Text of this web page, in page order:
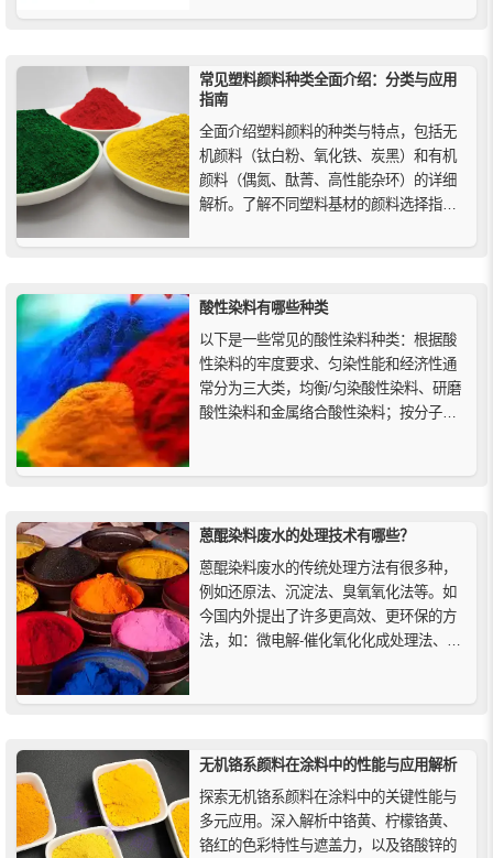
常见塑料颜料种类全面介绍：分类与应用
指南
全面介绍塑料颜料的种类与特点，包括无
机颜料（钛白粉、氧化铁、炭黑）和有机
颜料（偶氮、酞菁、高性能杂环）的详细
解析。了解不同塑料基材的颜料选择指
酸性染料有哪些种类
以下是一些常见的酸性染料种类：根据酸
性染料的牢度要求、匀染性能和经济性通
常分为三大类，均衡/匀染酸性染料、研磨
酸性染料和金属络合酸性染料；按分子结
蒽醌染料废水的处理技术有哪些？
蒽醌染料废水的传统处理方法有很多种，
例如还原法、沉淀法、臭氧氧化法等。如
今国内外提出了许多更高效、更环保的方
法，如：微电解-催化氧化化成处理法、双
无机铬系颜料在涂料中的性能与应用解析
探索无机铬系颜料在涂料中的关键性能与
多元应用。深入解析中铬黄、柠檬铬黄、
铬红的色彩特性与遮盖力，以及铬酸锌的